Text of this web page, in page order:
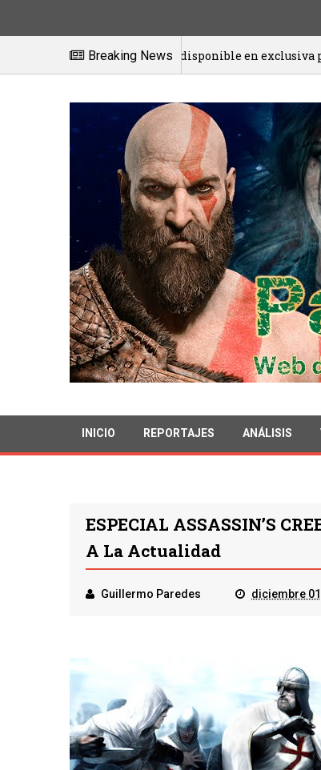
Breaking News
ya está disponible en exclusiva para
INICIO REPORTAJES ANÁLISIS
ESPECIAL ASSASSIN’S
A La Actualidad
Guillermo Paredes diciembre